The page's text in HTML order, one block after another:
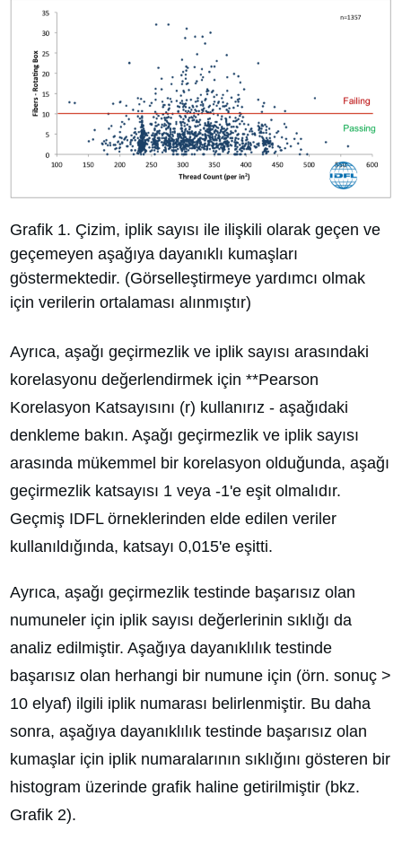
Grafik 1. Çizim, iplik sayısı ile ilişkili olarak geçen ve
geçemeyen aşağıya dayanıklı kumaşları
göstermektedir. (Görselleştirmeye yardımcı olmak
için verilerin ortalaması alınmıştır)
Ayrıca, aşağı geçirmezlik ve iplik sayısı arasındaki
korelasyonu değerlendirmek için **Pearson
Korelasyon Katsayısını (r) kullanırız - aşağıdaki
denkleme bakın. Aşağı geçirmezlik ve iplik sayısı
arasında mükemmel bir korelasyon olduğunda, aşağı
geçirmezlik katsayısı 1 veya -1'e eşit olmalıdır.
Geçmiş IDFL örneklerinden elde edilen veriler
kullanıldığında, katsayı 0,015'e eşitti.
Ayrıca, aşağı geçirmezlik testinde başarısız olan
numuneler için iplik sayısı değerlerinin sıklığı da
analiz edilmiştir. Aşağıya dayanıklılık testinde
başarısız olan herhangi bir numune için (örn. sonuç >
10 elyaf) ilgili iplik numarası belirlenmiştir. Bu daha
sonra, aşağıya dayanıklılık testinde başarısız olan
kumaşlar için iplik numaralarının sıklığını gösteren bir
histogram üzerinde grafik haline getirilmiştir (bkz.
Grafik 2).